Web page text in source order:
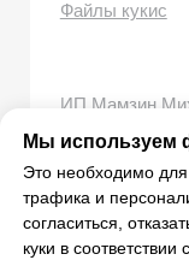
Мы используем
Это необходимо
трафика и
согласиться,
куки в соответствии с